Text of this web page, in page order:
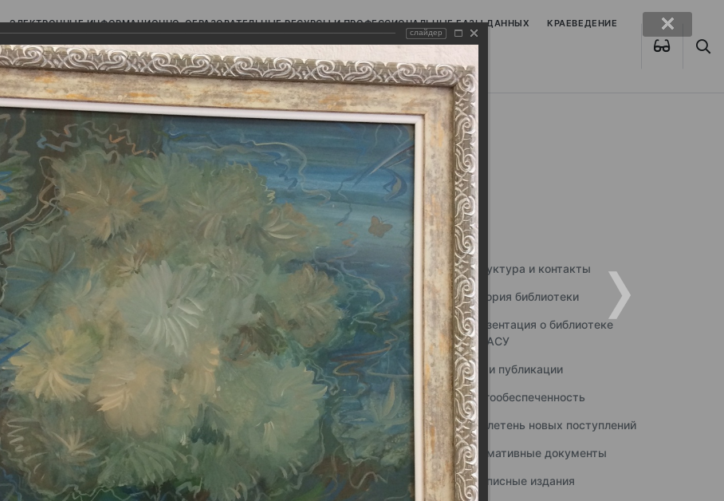
ЭЛЕКТРОННЫЕ ИНФОРМАЦИОННО-ОБРАЗОВАТЕЛЬНЫЕ РЕСУРСЫ И ПРОФЕССИОНАЛЬНЫЕ БАЗЫ ДАННЫХ КРАЕВЕДЕНИЕ
изобразительных искусств
Структура и контакты
История библиотеки
Презентация о библиотеке
ННГАСУ
Наши публикации
Книгообеспеченность
Бюллетень новых поступлений
Нормативные документы
Подписные издания
слайдер